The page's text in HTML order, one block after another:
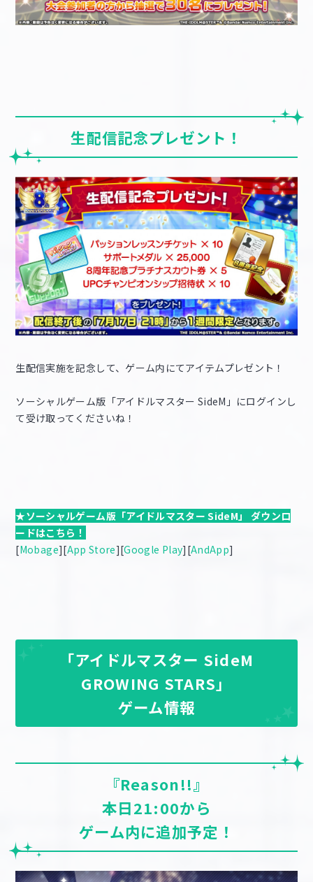
生配信記念プレゼント！
生配信実施を記念して、ゲーム内にてアイテムプレゼント！
ソーシャルゲーム版「アイドルマスター SideM」にログインし
て受け取ってくださいね！
★ソーシャルゲーム版「アイドルマスター SideM」 ダウンロ
ードはこちら！
[Mobage][App Store][Google Play][AndApp]
「アイドルマスター SideM
GROWING STARS」
ゲーム情報
『Reason!!』
本日21:00から
ゲーム内に追加予定！